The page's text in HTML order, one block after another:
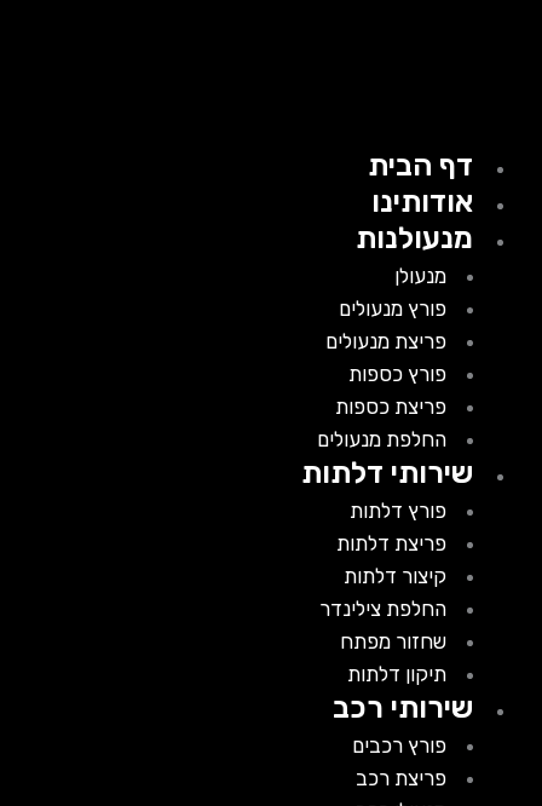
דף הבית
אודותינו
מנעולנות
מנעולן
פורץ מנעולים
פריצת מנעולים
פורץ כספות
פריצת כספות
החלפת מנעולים
שירותי דלתות
פורץ דלתות
פריצת דלתות
קיצור דלתות
החלפת צילינדר
שחזור מפתח
תיקון דלתות
שירותי רכב
פורץ רכבים
פריצת רכב